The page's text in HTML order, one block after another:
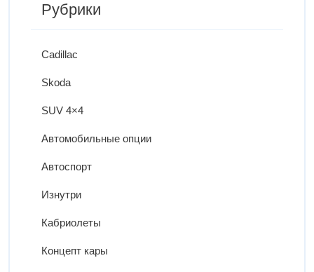
Рубрики
Cadillac
Skoda
SUV 4×4
Автомобильные опции
Автоспорт
Изнутри
Кабриолеты
Концепт кары